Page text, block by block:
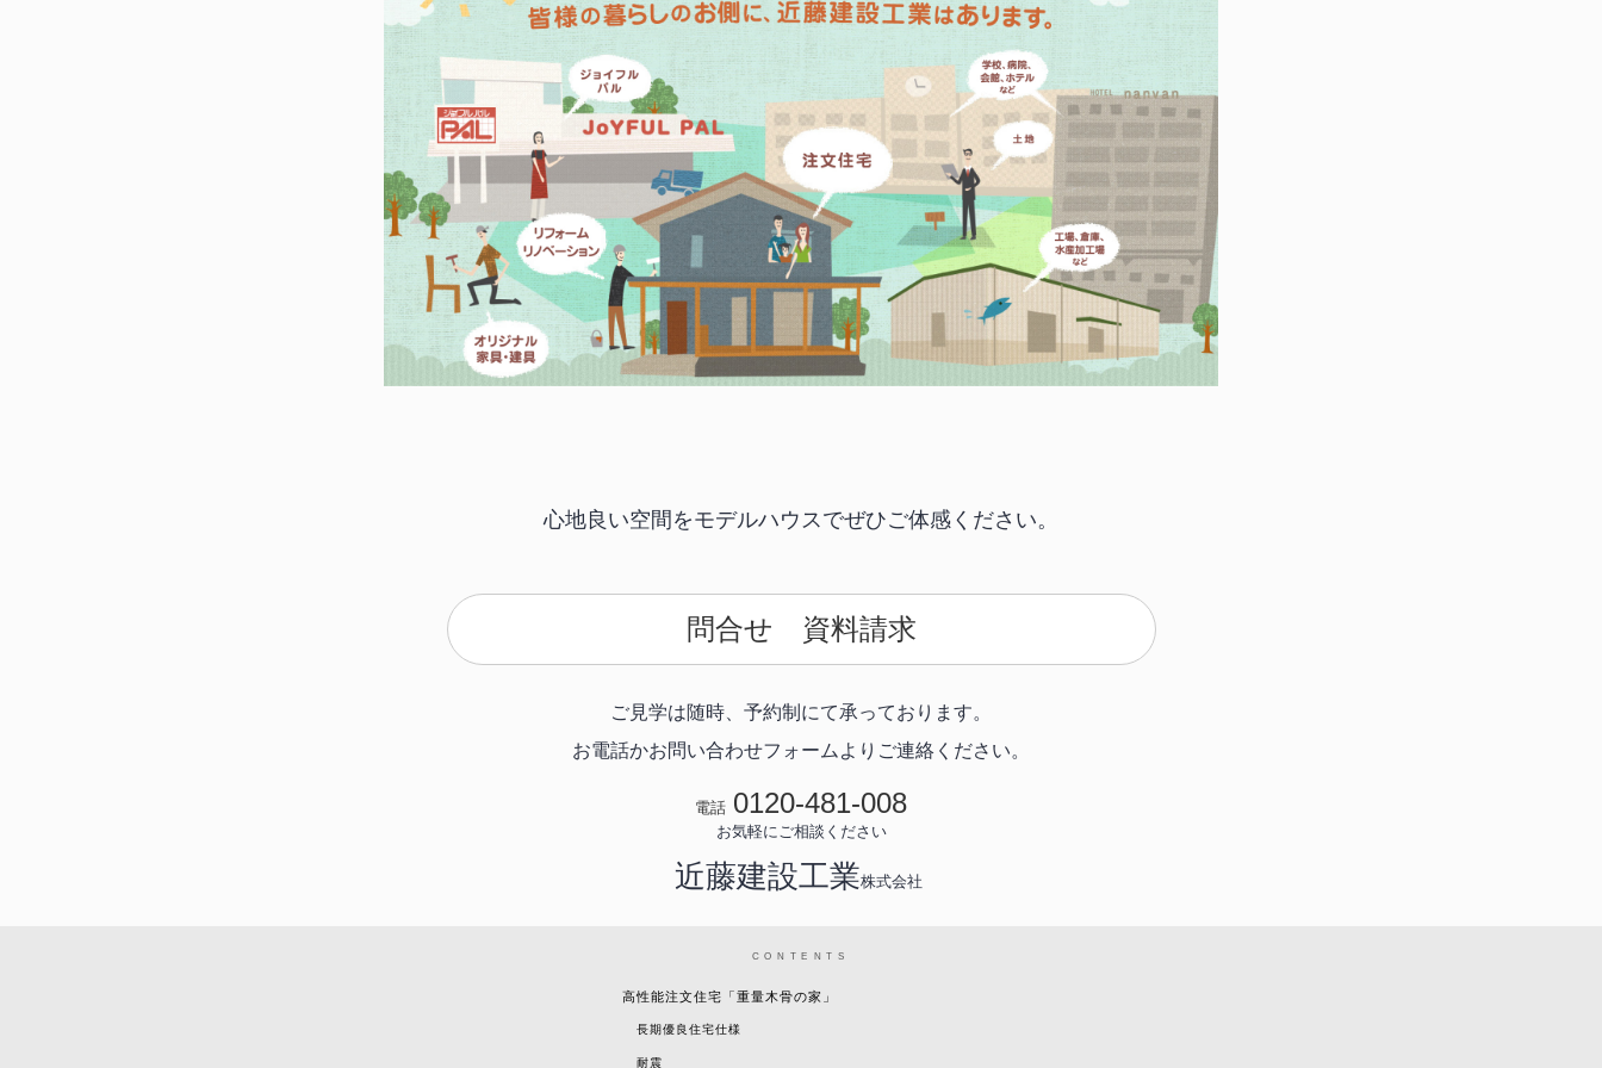
心地良い空間をモデルハウスでぜひご体感ください。
問合せ 資料請求
ご見学は随時、予約制にて承っております。
お電話かお問い合わせフォームよりご連絡ください。
電話 0120-481-008
お気軽にご相談ください
近藤建設工業株式会社
CONTENTS
高性能注文住宅「重量木骨の家」
長期優良住宅仕様
耐震